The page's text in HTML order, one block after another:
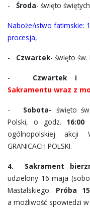
- Środa- święto
Nabożeństwo fatimskie:
procesja,
- Czwartek- święto św.
- Czwartek i
Sakramentu wraz z
- Sobota- święto
Polski, o godz.
ogólnopolskiej akcji
GRANICACH POLSKI.
4. Sakrament
udzielony 16 maja
Mastalskiego. Próba
a możliwość spowiedzi